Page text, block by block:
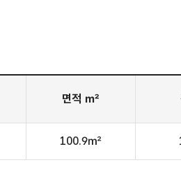
면적 ㎡
100.9㎡